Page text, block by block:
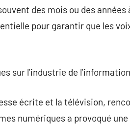
des mois ou des
pour garantir que les
sur l’industrie de l’information
écrite et la télévision,
numériques a provoqué